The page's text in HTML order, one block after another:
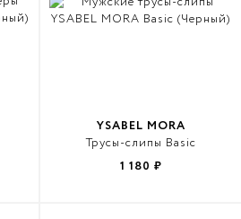
YSABEL MORA
Трусы-слипы Basic
1 180 ₽